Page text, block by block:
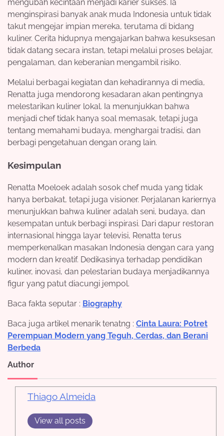
mengubah kecintaan menjadi karier sukses. Ia
menginspirasi banyak anak muda Indonesia untuk tidak
takut mengejar impian mereka, terutama di bidang
kuliner. Cerita hidupnya mengajarkan bahwa kesuksesan
tidak datang secara instan, tetapi melalui proses belajar,
pengalaman, dan keberanian mengambil risiko.
Melalui berbagai kegiatan dan kehadirannya di media,
Renatta juga mendorong kesadaran akan pentingnya
melestarikan kuliner lokal. Ia menunjukkan bahwa
menjadi chef tidak hanya soal memasak, tetapi juga
tentang memahami budaya, menghargai tradisi, dan
berbagi pengetahuan dengan orang lain.
Kesimpulan
Renatta Moeloek adalah sosok chef muda yang tidak
hanya berbakat, tetapi juga visioner. Perjalanan kariernya
menunjukkan bahwa kuliner adalah seni, budaya, dan
kesempatan untuk berbagi inspirasi. Dari dapur restoran
internasional hingga layar televisi, Renatta terus
memperkenalkan masakan Indonesia dengan cara yang
modern dan kreatif. Dedikasinya terhadap pendidikan
kuliner, inovasi, dan pelestarian budaya menjadikannya
figur yang patut diacungi jempol.
Baca fakta seputar : Biography
Baca juga artikel menarik tenatng : Cinta Laura: Potret
Perempuan Modern yang Teguh, Cerdas, dan Berani
Berbeda
Author
Thiago Almeida
View all posts